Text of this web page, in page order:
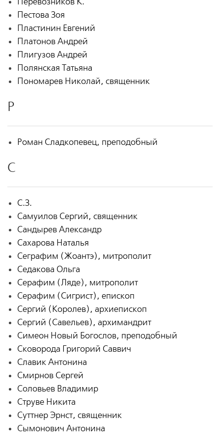
Пестова Зоя
Пластинин Евгений
Платонов Андрей
Плигузов Андрей
Полянская Татьяна
Пономарев Николай, священник
Р
Роман Сладкопевец, преподобный
С
С.З.
Самуилов Сергий, священник
Сандырев Александр
Сахарова Наталья
Сеграфим (Жоантэ), митрополит
Седакова Ольга
Серафим (Ляде), митрополит
Серафим (Сигрист), епископ
Сергий (Королев), архиепископ
Сергий (Савельев), архимандрит
Симеон Новый Богослов, преподобный
Сковорода Григорий Саввич
Славик Антонина
Смирнов Сергей
Соловьев Владимир
Струве Никита
Суттнер Эрнст, священник
Сымонович Антонина